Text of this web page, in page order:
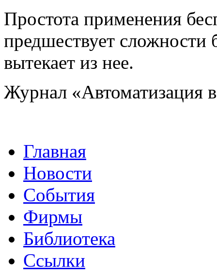
Простота применения
предшествует сложности
вытекает из нее.
Журнал «Автоматизация
Главная
Новости
События
Фирмы
Библиотека
Ссылки